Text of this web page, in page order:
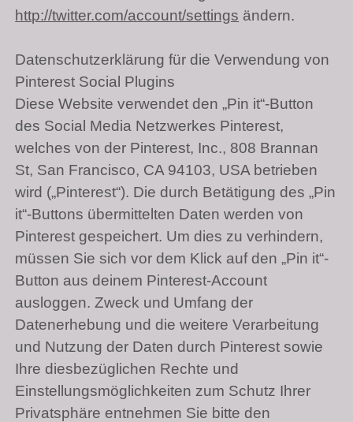
http://twitter.com/account/settings ändern.
Datenschutzerklärung für die Verwendung von
Pinterest Social Plugins
Diese Website verwendet den „Pin it“-Button
des Social Media Netzwerkes Pinterest,
welches von der Pinterest, Inc., 808 Brannan
St, San Francisco, CA 94103, USA betrieben
wird („Pinterest“). Die durch Betätigung des „Pin
it“-Buttons übermittelten Daten werden von
Pinterest gespeichert. Um dies zu verhindern,
müssen Sie sich vor dem Klick auf den „Pin it“-
Button aus deinem Pinterest-Account
ausloggen. Zweck und Umfang der
Datenerhebung und die weitere Verarbeitung
und Nutzung der Daten durch Pinterest sowie
Ihre diesbezüglichen Rechte und
Einstellungsmöglichkeiten zum Schutz Ihrer
Privatsphäre entnehmen Sie bitte den